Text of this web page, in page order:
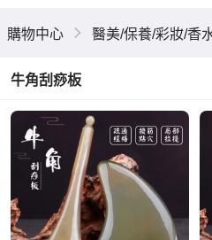
購物中心 醫美/保養/彩妝/香
牛角刮痧板